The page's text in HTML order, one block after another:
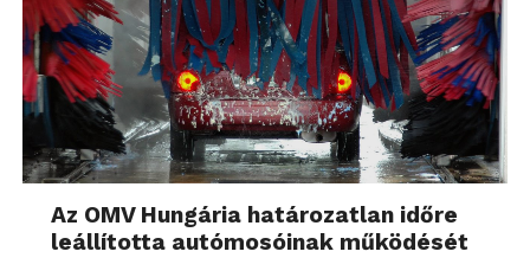
Az OMV Hungária határozatlan időre
leállította autómosóinak működését